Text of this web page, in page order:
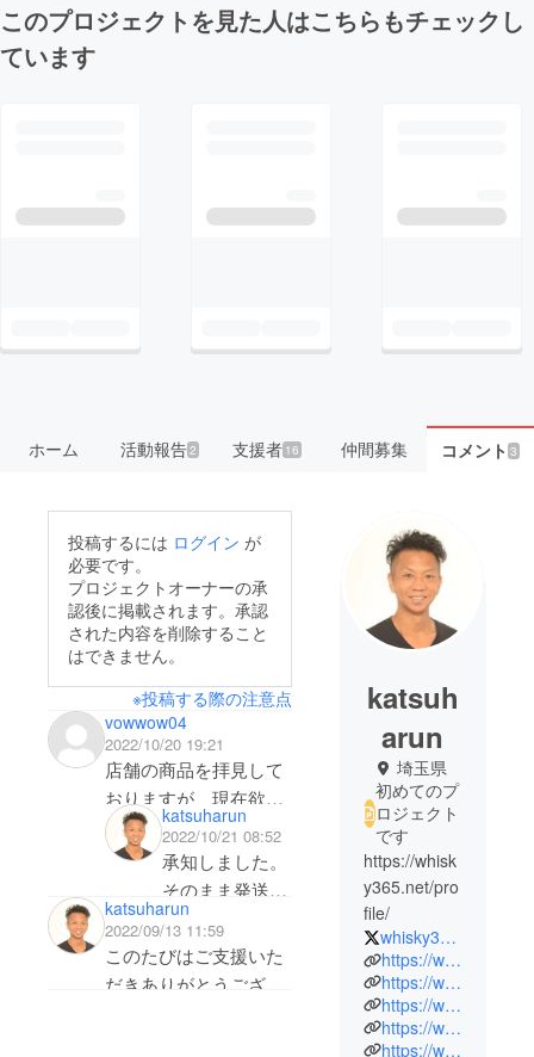
このプロジェクトを見た人はこちらもチェックし
ています
ホーム 活動報告2 支援者 16 仲間募集 コメント3
投稿するには ログイン が
必要です。
プロジェクトオーナーの承
認後に掲載されます。承認
された内容を削除すること
はできません。
※投稿する際の注意点
vowwow04
2022/10/20 19:21
店舗の商品を拝見して
おりますが、現在欲し
い、またはこの値段な
ら買いたい商品がござ
いません。
リターンは購入商品と
同梱でなければ発送し
ていただけないので
katsuharun
2022/10/21 08:52
承知しました。
そのまま発送と
させてくださ
い。
今回、ご予約い
katsuharun
2022/09/13 11:59
このたびはご支援いた
だきありがとうござい
katsuh
arun
埼玉県
初めてのプ
ロジェクト
です
https://whisk
y365.net/pro
file/
whisky365shop
https://whisky365.shop/
https://whisky365.net/
https://www.facebook.com/naoki.katsuhara/
https://www.facebook.com/whisky365shop/
https://www.instagram.com/whisky365shop/